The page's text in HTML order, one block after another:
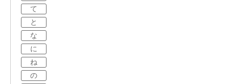
て
と
な
に
ね
の